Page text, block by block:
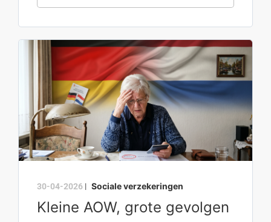
30-04-2026 | Sociale verzekeringen
Kleine AOW, grote gevolgen